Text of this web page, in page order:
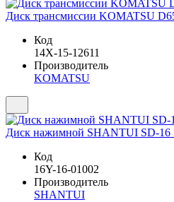
Диск трансмиссии KOMATSU
Код
14X-15-12611
Производитель
KOMATSU
Диск нажимной SHANTUI SD-16
Код
16Y-16-01002
Производитель
SHANTUI